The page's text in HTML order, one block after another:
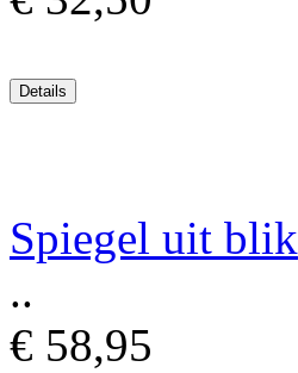
Spiegel uit blik
..
€ 58,95